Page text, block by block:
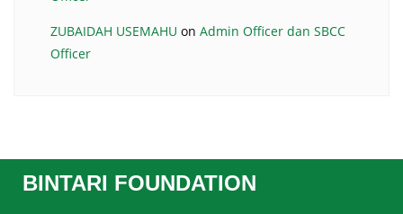
ZUBAIDAH USEMAHU on Admin Officer dan SBCC
Officer
BINTARI FOUNDATION